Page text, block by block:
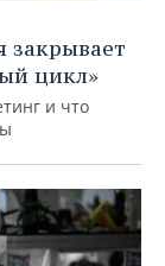
закрывает
цикл»
и что